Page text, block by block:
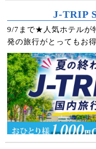
J-TRIP
9/7まで★人気ホテルが
発の旅行がとってもお
クーポンもプレゼント